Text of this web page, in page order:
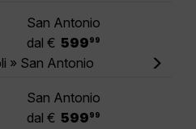
San Antonio
dal € 599 99
» San Antonio
San Antonio
dal € 599 99